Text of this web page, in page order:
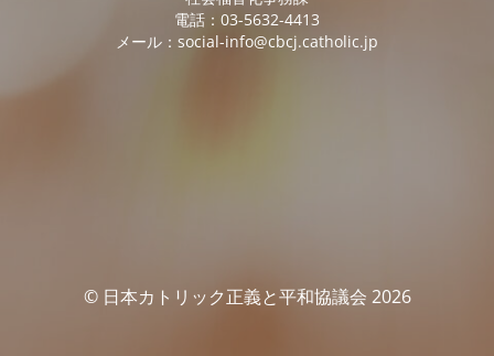
電話：03-5632-4413
メール：social-info@cbcj.catholic.jp
© 日本カトリック正義と平和協議会 2026